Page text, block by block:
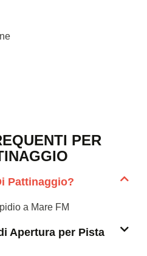
PER
Pattinaggio?
a Mare FM
Apertura per Pista